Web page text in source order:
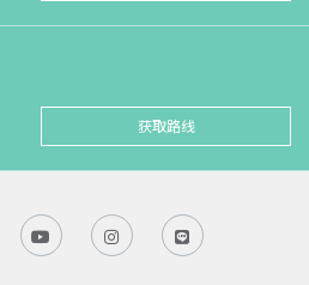
获取路线